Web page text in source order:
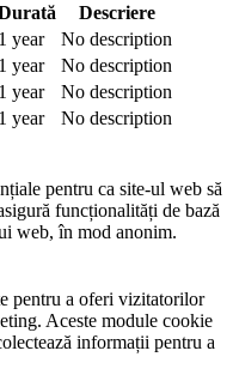
Descriere
1 year
No description
1 year
No description
1 year
No description
1 year
No description
pentru ca site-ul web să
funcționalități de bază
web, în mod anonim.
pentru a oferi vizitatorilor
Aceste module cookie
informații pentru a